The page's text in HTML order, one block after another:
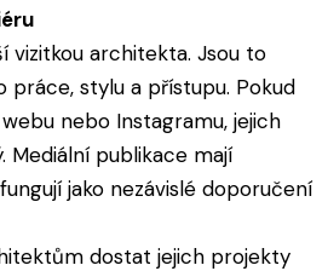
vizitkou architekta. Jsou to
práce, stylu a přístupu. Pokud
nebo Instagramu, jejich
Mediální publikace mají
jako nezávislé doporučení
dostat jejich projekty